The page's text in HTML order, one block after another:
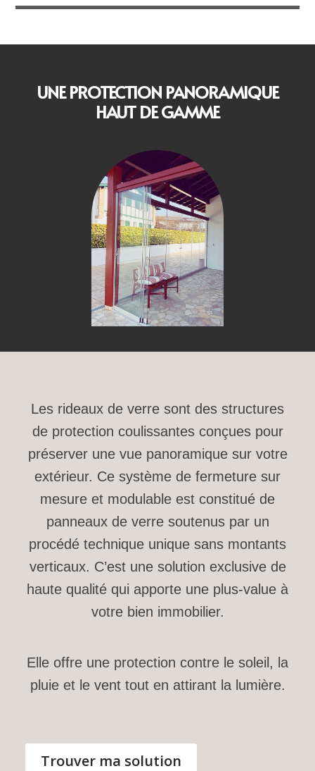
UNE PROTECTION PANORAMIQUE
HAUT DE GAMME
Les rideaux de verre sont des structures
de protection coulissantes conçues pour
préserver une vue panoramique sur votre
extérieur. Ce système de fermeture sur
mesure et modulable est constitué de
panneaux de verre soutenus par un
procédé technique unique sans montants
verticaux. C’est une solution exclusive de
haute qualité qui apporte une plus-value à
votre bien immobilier.
Elle offre une protection contre le soleil, la
pluie et le vent tout en attirant la lumière.
Trouver ma solution